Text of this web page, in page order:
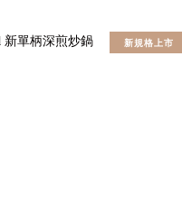
新規格上市